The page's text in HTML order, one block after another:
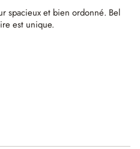
spacieux et bien ordonné. Bel
est unique.